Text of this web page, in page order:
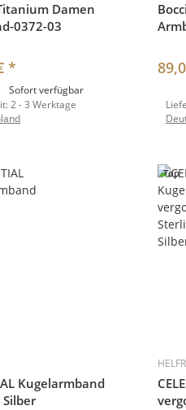
Damen
0372-03
*
Sofort verfügbar
2 - 3 Werktage
Kugelarmband
Top